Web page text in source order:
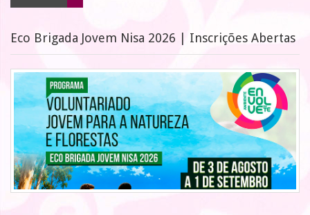
Eco Brigada Jovem Nisa 2026 | Inscrições Abertas